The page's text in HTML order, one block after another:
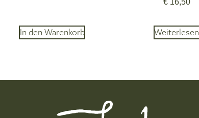
In den Warenkorb Weiterlesen